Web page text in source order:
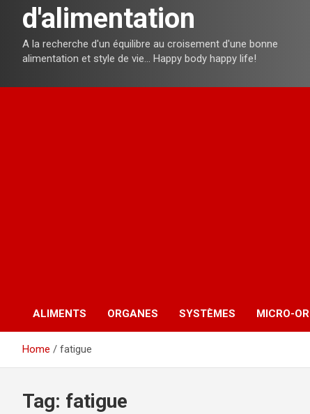
d'alimentation
A la recherche d'un équilibre au croisement d'une bonne
alimentation et style de vie… Happy body happy life!
ALIMENTS ORGANES SYSTÈMES MICRO-
Home fatigue
Tag: fatigue